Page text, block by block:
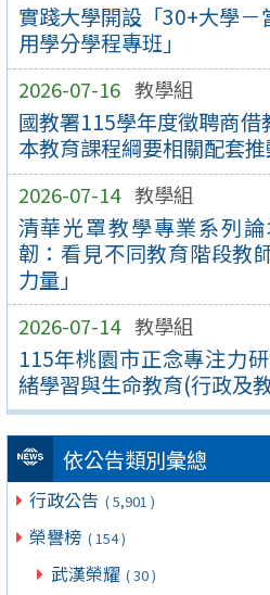
實踐大學開設「30+大學
用學分學程專班」
2026-07-16 教學組
國教署115學年度徵聘商
本教育課程綱要相關配套
2026-07-14 教學組
清華光罩教學專業系列
韌：看見不同教育階段教
力量」
2026-07-14 教學組
115年桃園市正念專注力
緒學習與生命教育(行政及
依公告類別彙總
行政公告 ( 5,901 )
榮譽榜 ( 154 )
武漢榮耀 ( 30 )